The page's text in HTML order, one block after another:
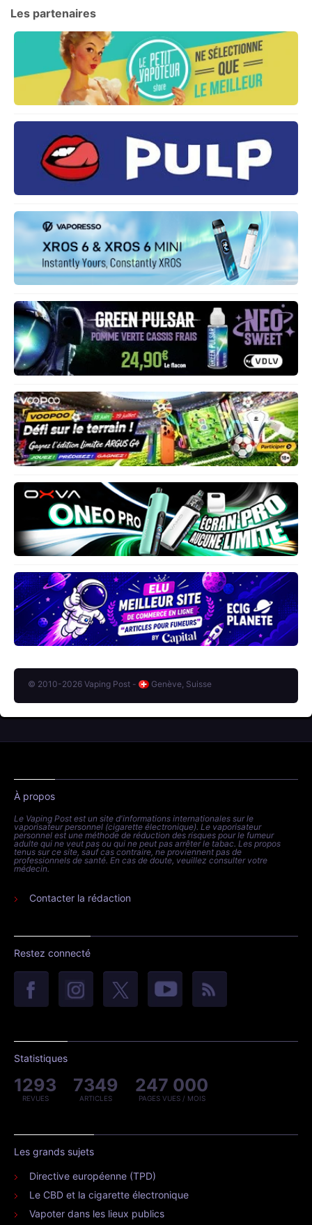
Les partenaires
© 2010-2026 Vaping Post - Genève, Suisse
À propos
Le Vaping Post est un site d'informations internationales sur le
vaporisateur personnel (cigarette électronique). Le vaporisateur
personnel est une méthode de réduction des risques pour le fumeur
adulte qui ne veut pas ou qui ne peut pas arrêter le tabac. Les propos
tenus sur ce site, sauf cas contraire, ne proviennent pas de
professionnels de santé. En cas de doute, veuillez consulter votre
médecin.
Contacter la rédaction
Restez connecté
Statistiques
1293
REVUES
7349
ARTICLES
247 000
PAGES VUES / MOIS
Les grands sujets
Directive européenne (TPD)
Le CBD et la cigarette électronique
Vapoter dans les lieux publics